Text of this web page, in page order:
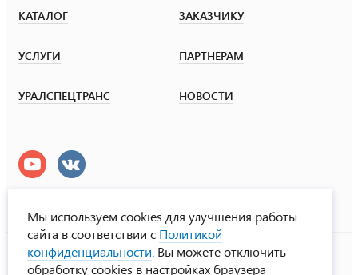
КАТАЛОГ ЗАКАЗЧИКУ
УСЛУГИ ПАРТНЕРАМ
УРАЛСПЕЦТРАНС НОВОСТИ
УралСпецТранс
© ООО «Урал СТ», 2000-2026
Мы используем cookies для улучшения работы
сайта в соответствии с Политикой
конфиденциальности . Вы можете отключить
обработку cookies в настройках браузера